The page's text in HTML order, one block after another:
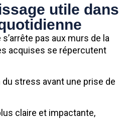
utile dans
pas aux murs de la
acquises se répercutent
stress avant une prise de
claire et impactante,